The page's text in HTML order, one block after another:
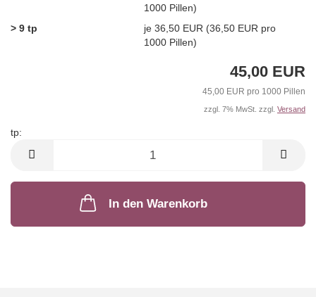
1000 Pillen)
> 9 tp
je 36,50 EUR (36,50 EUR pro
1000 Pillen)
45,00 EUR
45,00 EUR pro 1000 Pillen
zzgl. 7% MwSt. zzgl. Versand
tp:
In den Warenkorb